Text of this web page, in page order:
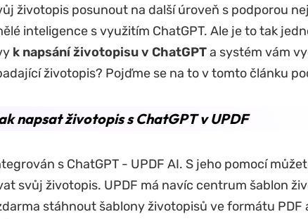
životopis posunout na další úroveň s podporou
inteligence s využitím ChatGPT. Ale je to tak
k napsání životopisu v ChatGPTa systém vám
životopis? Pojďme se na to v tomto článku
napsat životopis s ChatGPT v UPDF
s ChatGPT - UPDF AI. S jeho pomocí
svůj životopis. UPDF má navíc centrum šablon
stáhnout šablony životopisů ve formátu PDF